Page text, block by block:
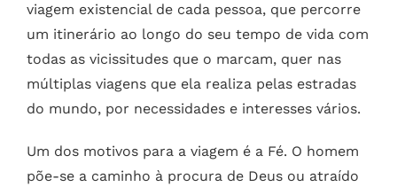
viagem existencial de cada pessoa, que percorre
um itinerário ao longo do seu tempo de vida com
todas as vicissitudes que o marcam, quer nas
múltiplas viagens que ela realiza pelas estradas
do mundo, por necessidades e interesses vários.
Um dos motivos para a viagem é a Fé. O homem
põe-se a caminho à procura de Deus ou atraído